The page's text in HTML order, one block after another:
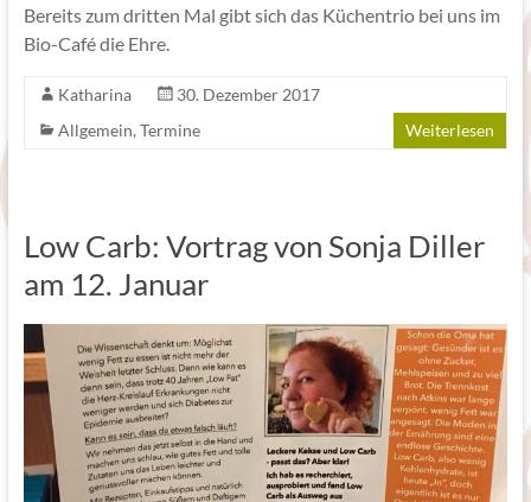
Bereits zum dritten Mal gibt sich das Küchentrio bei uns im
Bio-Café die Ehre.
Katharina
30. Dezember 2017
Allgemein, Termine Weiterlesen
Low Carb: Vortrag von Sonja Diller
am 12. Januar